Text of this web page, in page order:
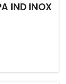
IND INOX